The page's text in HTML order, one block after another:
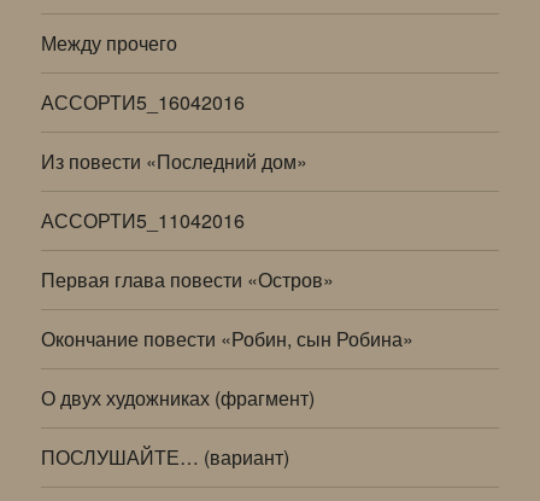
Между прочего
АССОРТИ5_16042016
Из повести «Последний дом»
АССОРТИ5_11042016
Первая глава повести «Остров»
Окончание повести «Робин, сын Робина»
О двух художниках (фрагмент)
ПОСЛУШАЙТЕ… (вариант)